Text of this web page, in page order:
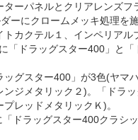
ターパネルとクリアレンズ
ーにクロームメッキ処理を
カクテル１、インペリアル
に「ドラッグスター400」と
ッグスター400」が3色(ヤマ
ンジメタリック２)。「ドラ
レッドメタリックＫ)。
「ドラッグスター400クラシ